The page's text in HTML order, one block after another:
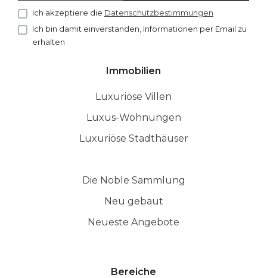
Ich akzeptiere die Datenschutzbestimmungen
Ich bin damit einverstanden, Informationen per Email zu
erhalten
Immobilien
Luxuriöse Villen
Luxus-Wohnungen
Luxuriöse Stadthäuser
Die Noble Sammlung
Neu gebaut
Neueste Angebote
Bereiche